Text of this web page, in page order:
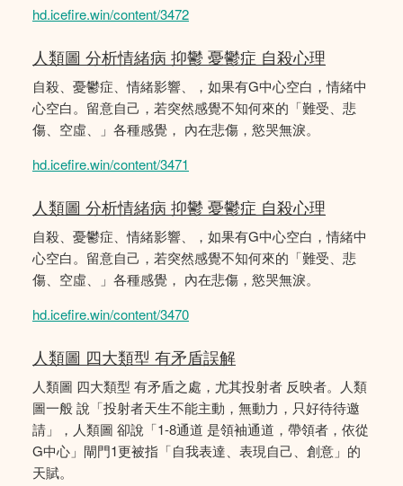
hd.icefire.win/content/3472
人類圖 分析情緒病 抑鬱 憂鬱症 自殺心理
自殺、憂鬱症、情緒影響、，如果有G中心空白，情緒中
心空白。留意自己，若突然感覺不知何來的「難受、悲
傷、空虛、」各種感覺， 內在悲傷，慾哭無淚。
hd.icefire.win/content/3471
人類圖 分析情緒病 抑鬱 憂鬱症 自殺心理
自殺、憂鬱症、情緒影響、，如果有G中心空白，情緒中
心空白。留意自己，若突然感覺不知何來的「難受、悲
傷、空虛、」各種感覺， 內在悲傷，慾哭無淚。
hd.icefire.win/content/3470
人類圖 四大類型 有矛盾誤解
人類圖 四大類型 有矛盾之處，尤其投射者 反映者。人類
圖一般 說「投射者天生不能主動，無動力，只好待待邀
請」，人類圖 卻說「1-8通道 是領袖通道，帶領者，依從
G中心」閘門1更被指「自我表達、表現自己、創意」的
天賦。